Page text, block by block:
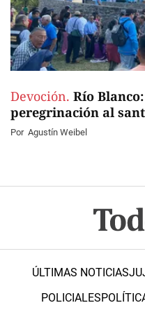
Devoción. Río
peregrinación al
Por Agustín Weibel
ÚLTIMAS NOTICIAS
POLICIALES